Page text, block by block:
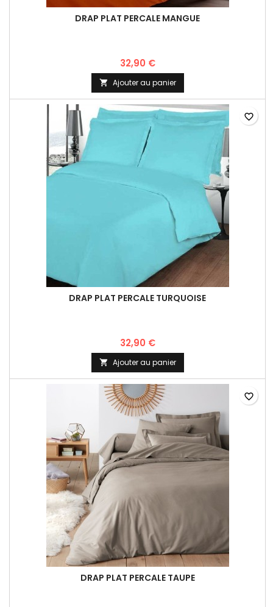
DRAP PLAT PERCALE MANGUE
32,90 €
 Ajouter au panier
DRAP PLAT PERCALE TURQUOISE
32,90 €
 Ajouter au panier
favorite_border
DRAP PLAT PERCALE TAUPE
favorite_border